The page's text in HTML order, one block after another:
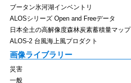
ブータン氷河湖インベントリ
ALOSシリーズ Open and Freeデータ
日本全土の高解像度森林炭素蓄積量マップ
ALOS-2 台風海上風プロダクト
画像ライブラリー
災害
一般